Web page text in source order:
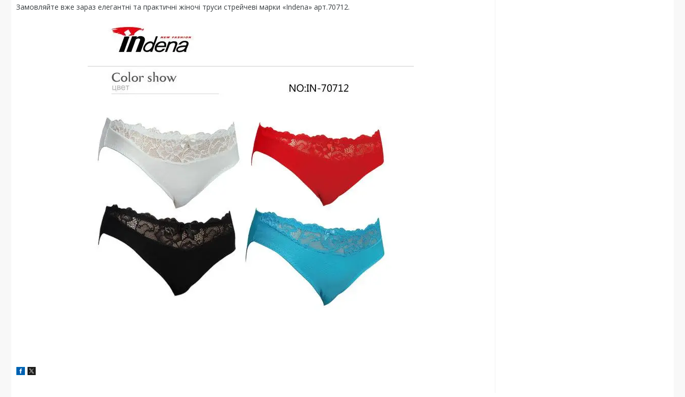
Замовляйте вже зараз елегантні та практичні жіночі труси стрейчеві марки «Indena» арт.70712.